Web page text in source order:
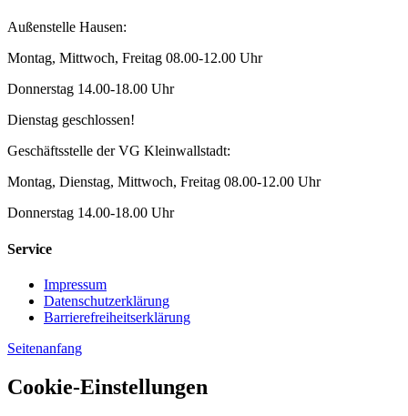
Außenstelle Hausen:
Montag, Mittwoch, Freitag 08.00-12.00 Uhr
Donnerstag 14.00-18.00 Uhr
Dienstag geschlossen!
Geschäftsstelle der VG Kleinwallstadt:
Montag, Dienstag, Mittwoch, Freitag 08.00-12.00 Uhr
Donnerstag 14.00-18.00 Uhr
Service
Impressum
Datenschutzerklärung
Barrierefreiheitserklärung
Seitenanfang
Cookie-Einstellungen